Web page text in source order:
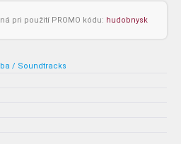
pri použití PROMO kódu: hudobnysk
/ Soundtracks